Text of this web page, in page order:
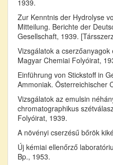
1939.
Zur Kenntnis der Hydrolyse
Mitteilung. Berichte der
Gesellschaft, 1939.
Vizsgálatok a
Magyar Chemiai Folyóirat,
Einführung von Stickstoff in
Ammoniak. Österreichischer
Vizsgálatok az emulsin
chromatographikus
Folyóirat, 1939.
A növényi cserzésű bőrök
Új kémiai ellenőrző
Bp., 1953.